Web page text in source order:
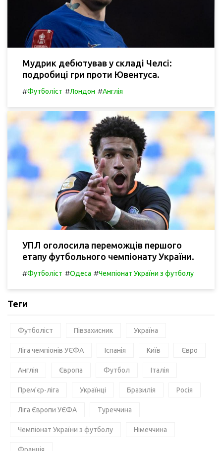
Мудрик дебютував у складі Челсі:
подробиці гри проти Ювентуса.
#Футболіст #Лондон #Англія
УПЛ оголосила переможців першого
етапу футбольного чемпіонату України.
#Футболіст #Одеса #Чемпіонат України з футболу
Теги
Футболіст Півзахисник Україна
Ліга чемпіонів УЄФА Іспанія Київ Євро
Англія Європа Футбол Італія
Прем'єр-ліга Українці Бразилія Росія
Ліга Європи УЄФА Туреччина
Чемпіонат України з футболу Німеччина
Франція